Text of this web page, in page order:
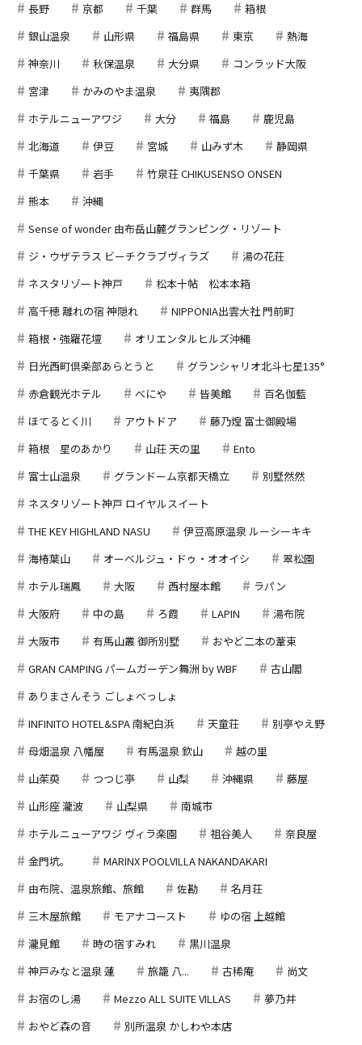
長野
京都 千葉 群馬
箱根
銀山温泉
山形県 福島県 東京
熱海
神奈川
秋保温泉 大分県
コンラッド大阪
宮津
かみのやま温泉
夷隅郡
ホテルニューアワジ
大分 福島
鹿児島
北海道
伊豆 宮城 山みず木
静岡県
千葉県
岩手
竹泉荘 CHIKUSENSO ONSEN
熊本
沖縄
Sense of wonder 由布岳山麓グランピング・リゾート
ジ・ウザテラス ビーチクラブヴィラズ
湯の花荘
ネスタリゾート神戸
松本十帖 松本本箱
高千穂 離れの宿 神隠れ
NIPPONIA出雲大社 門前町
箱根・強羅花壇
オリエンタルヒルズ沖縄
日光西町倶楽部あらとうと
グランシャリオ北斗七星135°
赤倉観光ホテル
べにや 皆美館
百名伽藍
ほてるとく川
アウトドア
藤乃煌 富士御殿場
箱根 星のあかり
山荘 天の里
Ento
富士山温泉
グランドーム京都天橋立
別墅然然
ネスタリゾート神戸 ロイヤルスイート
THE KEY HIGHLAND NASU
伊豆高原温泉 ルーシーキキ
海椿葉山
オーベルジュ・ドゥ・オオイシ
翠松園
ホテル瑞鳳
大阪 西村屋本館
ラパン
大阪府
中の島 ろ霞 LAPIN
湯布院
大阪市
有馬山叢 御所別墅
おやど二本の葦束
GRAN CAMPING パームガーデン舞洲 by WBF
古山閣
ありまさんそう ごしょべっしょ
INFINITO HOTEL&SPA 南紀白浜
天童荘
別亭やえ野
母畑温泉 八幡屋
有馬温泉 欽山
越の里
山茱萸
つつじ亭 山梨 沖縄県
藤屋
山形座 瀧波
山梨県
南城市
ホテルニューアワジ ヴィラ楽園
祖谷美人
奈良屋
金門坑。
MARINX POOLVILLA NAKANDAKARI
由布院、温泉旅館、旅館
佐勘
名月荘
三木屋旅館
モアナコースト
ゆの宿 上越館
瀧見館
時の宿すみれ
黒川温泉
神戸みなと温泉 蓮
旅籠 八... 古稀庵
尚文
お宿のし湯
Mezzo ALL SUITE VILLAS
夢乃井
おやど森の音
別所温泉 かしわや本店